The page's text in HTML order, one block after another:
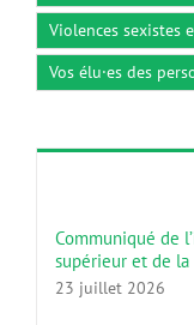
Violences sexistes
Vos élu·es des
Communiqué de
supérieur et de la
23 juillet 2026